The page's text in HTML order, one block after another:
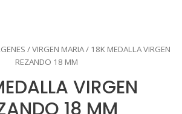
/VIRGEN MARIA/ 18K MEDALLA VIRGEN
REZANDO 18 MM
VIRGEN